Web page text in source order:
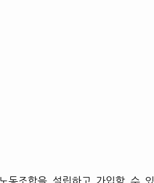
동조합을 설립하고 가입할 수 있